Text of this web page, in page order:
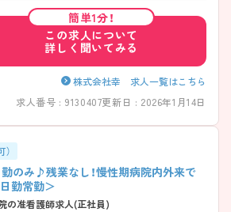
います。 また、最初に見学をしてからご面接と
ご就業先を判断する事もできますよね♪ 子育て
非興味のある方は一度ご相談ください。
簡単1分！
この求人について
詳しく聞いてみる
株式会社幸 求人一覧はこちら
求人番号 : 9130407更新日 : 2026年1月14日
勤のみ♪残業なし！慢性期病院内外来で
勤常勤＞
の准看護師求人(正社員)